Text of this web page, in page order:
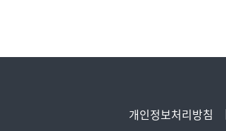
개인정보처리방침